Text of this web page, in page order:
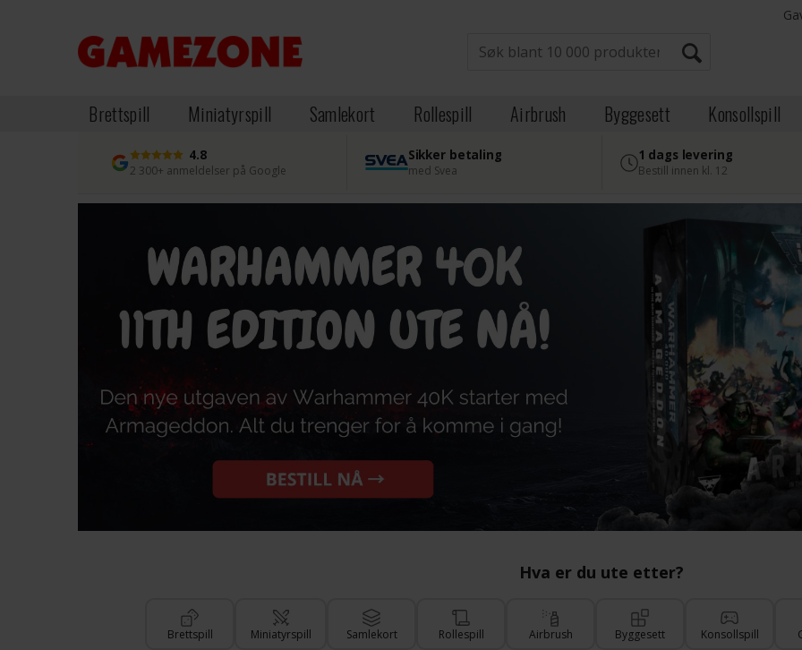
Brettspill Miniatyrspill Samlekort Rollespill Airbrush Byggesett Konsollspill
4.8
2 300+ anmeldelser på Google
Sikker betaling
med Svea
1 dags levering
Bestill innen kl. 12
Hva er du ute etter?
Brettspill Miniatyrspill Samlekort Rollespill Airbrush Byggesett Konsollspill